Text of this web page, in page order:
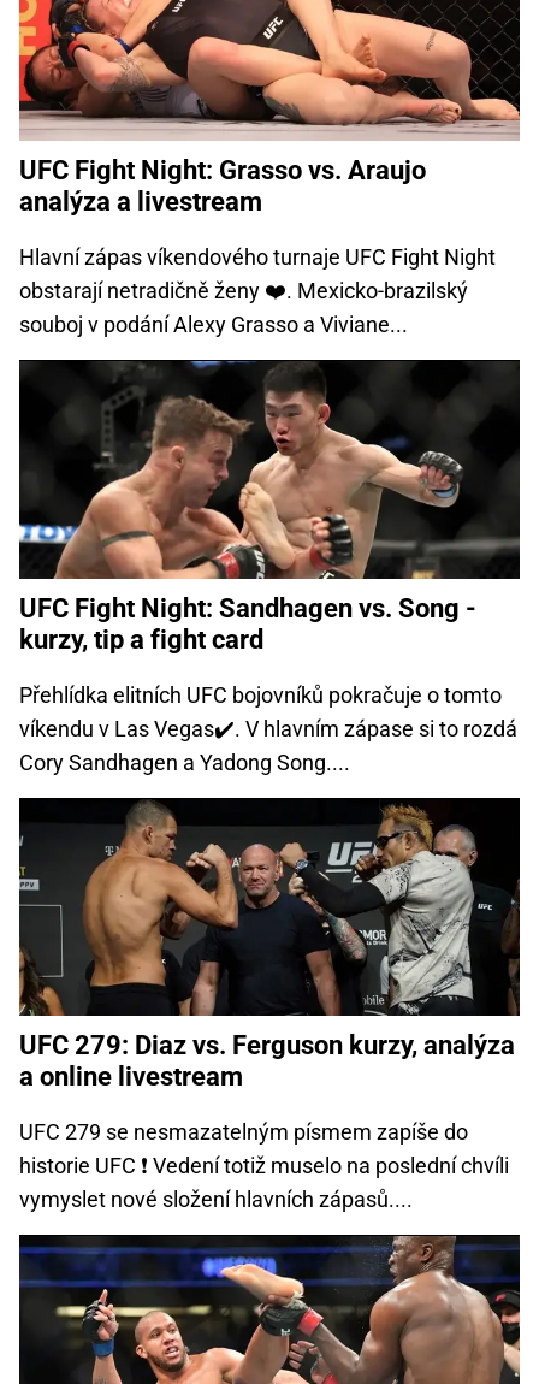
UFC Fight Night: Grasso vs. Araujo
analýza a livestream
Hlavní zápas víkendového turnaje UFC Fight Night
obstarají netradičně ženy ❤️. Mexicko-brazilský
souboj v podání Alexy Grasso a Viviane...
UFC Fight Night: Sandhagen vs. Song -
kurzy, tip a fight card
Přehlídka elitních UFC bojovníků pokračuje o tomto
víkendu v Las Vegas✔️. V hlavním zápase si to rozdá
Cory Sandhagen a Yadong Song....
UFC 279: Diaz vs. Ferguson kurzy, analýza
a online livestream
UFC 279 se nesmazatelným písmem zapíše do
historie UFC ❗ Vedení totiž muselo na poslední chvíli
vymyslet nové složení hlavních zápasů....